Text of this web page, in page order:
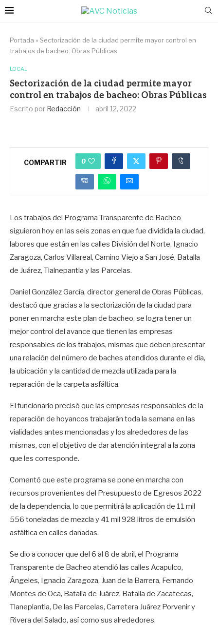
Portada » Sectorización de la ciudad permite mayor control en
trabajos de bacheo: Obras Públicas
LOCAL
Sectorización de la ciudad permite mayor
control en trabajos de bacheo: Obras Públicas
Escrito por Redacción abril 12, 2022
COMPARTIR 0
Los trabajos del Programa Transparente de Bacheo
siguieron hoy en las seis zonas en que fue dividida la ciudad,
labores que están en las calles División del Norte, Ignacio
Zaragoza, Carlos Villareal, Camino Viejo a San José, Batalla
de Juárez, Tlalnepantla y las Parcelas.
Daniel González García, director general de Obras Públicas,
destacó que gracias a la sectorización de la ciudad para
poner en marcha este plan de bacheo, se logra tener un
mejor control del avance que tienen las empresas
responsables de los trabajos, mismas que deben presentar
una relación del número de baches atendidos durante el día,
la ubicación y la cantidad de mezcla utilizada para la
reparación de la carpeta asfáltica.
El funcionario precisó que las empresas responsables de la
reparación de hoyancos trabajarán toda la semana en las
vialidades antes mencionadas y los alrededores de las
mismas, con el objetivo de dar atención integral a la zona
que les corresponde.
Comentó que este programa se pone en marcha con
recursos provenientes del Presupuesto de Egresos 2022
de la dependencia, lo que permitirá la aplicación de 11 mil
556 toneladas de mezcla y 41 mil 928 litros de emulsión
asfáltica en calles dañadas.
Se dio a conocer que del 6 al 8 de abril, el Programa
Transparente de Bacheo atendió las calles Acapulco,
Ángeles, Ignacio Zaragoza, Juan de la Barrera, Fernando
Montes de Oca, Batalla de Juárez, Batalla de Zacatecas,
Tlaneplantla, De las Parcelas, Carretera Juárez Porvenir y
Rivera del Salado, así como sus alrededores.